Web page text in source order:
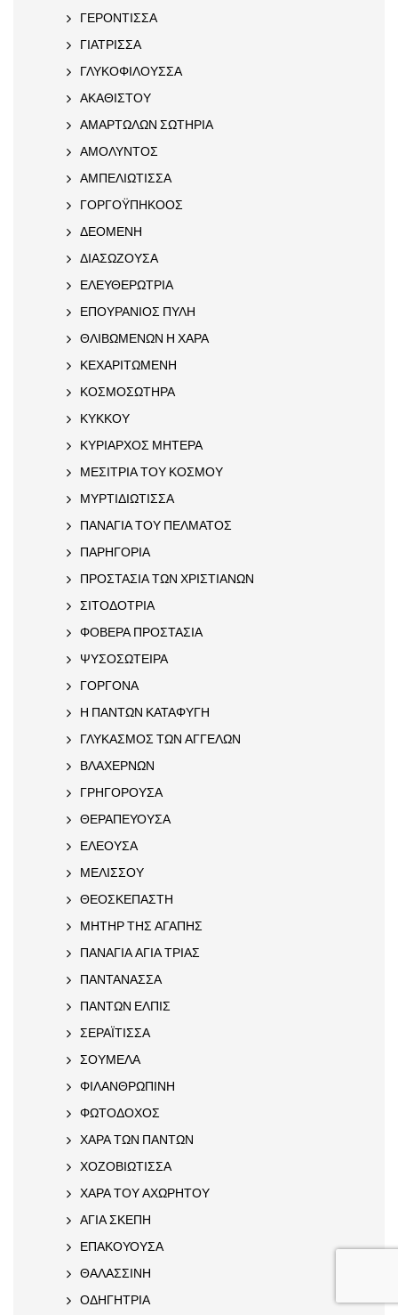
ΓΕΡΟΝΤΙΣΣΑ
ΓΙΑΤΡΙΣΣΑ
ΓΛΥΚΟΦΙΛΟΥΣΣΑ
ΑΚΑΘΙΣΤΟΥ
ΑΜΑΡΤΩΛΩΝ ΣΩΤΗΡΙΑ
ΑΜΟΛΥΝΤΟΣ
ΑΜΠΕΛΙΩΤΙΣΣΑ
ΓΟΡΓΟΫΠΗΚΟΟΣ
ΔΕΟΜΕΝΗ
ΔΙΑΣΩΖΟΥΣΑ
ΕΛΕΥΘΕΡΩΤΡΙΑ
ΕΠΟΥΡΑΝΙΟΣ ΠΥΛΗ
ΘΛΙΒΩΜΕΝΩΝ Η ΧΑΡΑ
ΚΕΧΑΡΙΤΩΜΕΝΗ
ΚΟΣΜΟΣΩΤΗΡΑ
ΚΥΚΚΟΥ
ΚΥΡΙΑΡΧΟΣ ΜΗΤΕΡΑ
ΜΕΣΙΤΡΙΑ ΤΟΥ ΚΟΣΜΟΥ
ΜΥΡΤΙΔΙΩΤΙΣΣΑ
ΠΑΝΑΓΙΑ ΤΟΥ ΠΕΛΜΑΤΟΣ
ΠΑΡΗΓΟΡΙΑ
ΠΡΟΣΤΑΣΙΑ ΤΩΝ ΧΡΙΣΤΙΑΝΩΝ
ΣΙΤΟΔΟΤΡΙΑ
ΦΟΒΕΡΑ ΠΡΟΣΤΑΣΙΑ
ΨΥΣΟΣΩΤΕΙΡΑ
ΓΟΡΓΟΝΑ
Η ΠΑΝΤΩΝ ΚΑΤΑΦΥΓΗ
ΓΛΥΚΑΣΜΟΣ ΤΩΝ ΑΓΓΕΛΩΝ
ΒΛΑΧΕΡΝΩΝ
ΓΡΗΓΟΡΟΥΣΑ
ΘΕΡΑΠΕΥΟΥΣΑ
ΕΛΕΟΥΣΑ
ΜΕΛΙΣΣΟΥ
ΘΕΟΣΚΕΠΑΣΤΗ
ΜΗΤΗΡ ΤΗΣ ΑΓΑΠΗΣ
ΠΑΝΑΓΙΑ ΑΓΙΑ ΤΡΙΑΣ
ΠΑΝΤΑΝΑΣΣΑ
ΠΑΝΤΩΝ ΕΛΠΙΣ
ΣΕΡΑΪΤΙΣΣΑ
ΣΟΥΜΕΛΑ
ΦΙΛΑΝΘΡΩΠΙΝΗ
ΦΩΤΟΔΟΧΟΣ
ΧΑΡΑ ΤΩΝ ΠΑΝΤΩΝ
ΧΟΖΟΒΙΩΤΙΣΣΑ
ΧΑΡΑ ΤΟΥ ΑΧΩΡΗΤΟΥ
ΑΓΙΑ ΣΚΕΠΗ
ΕΠΑΚΟΥΟΥΣΑ
ΘΑΛΑΣΣΙΝΗ
ΟΔΗΓΗΤΡΙΑ